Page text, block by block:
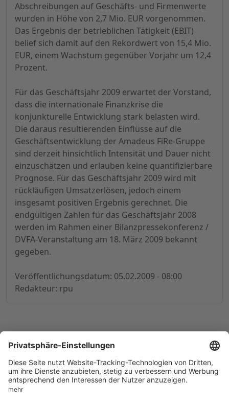
Abschreibungen auf Geschäfts- und Firmenwerte
wurden in Höhe von 2,7 Mio. EUR vorgenommen.
Das Ergebnis der betrieblichen Tätigkeit (EBIT)
belief sich damit auf den Rekordwert von 15,4 Mio.
EUR, einem Wachstum gegenüber Vorjahr um 12,4
Prozent.
Für das Geschäftsjahr 2009 erwartet der Vorstand,
dass die internationale Finanzkrise die
konjunkturelle Entwicklung stark belasten wird.
Die daraus resultierenden Einflüsse auf die
Geschäftsentwicklung der Amadeus FiRe-Gruppe
sind derzeit hinsichtlich Intensität und Dauer nicht
einzuschätzen und erlauben keine quantifizierbare
Prognose. Für das Geschäftsjahr 2009 wird mit
rückläufigen Umsatzerlösen, jedoch einem
insgesamt positiven Ergebnis gerechnet. Die
endgültigen Zahlen für das Geschäftsjahr 2008
werden im Rahmen einer Bilanzpressekonferenz /
DVFA-Veranstaltung am 18. März 2009 bekannt
gegeben.
Veröffentlichungsdatum: 05.02.2009 - 08:00
Redakteur: rpu
© 1998-2026by GSC Research GmbH
Datenschutz